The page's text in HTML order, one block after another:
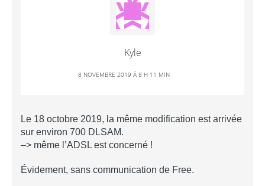
Kyle
8 NOVEMBRE 2019 Á 8 H 11 MIN
Le 18 octobre 2019, la même modification est arrivée
sur environ 700 DLSAM.
–> même l’ADSL est concerné !
Évidement, sans communication de Free.